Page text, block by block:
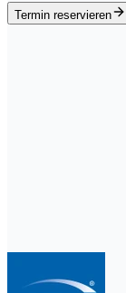
Termin reservieren